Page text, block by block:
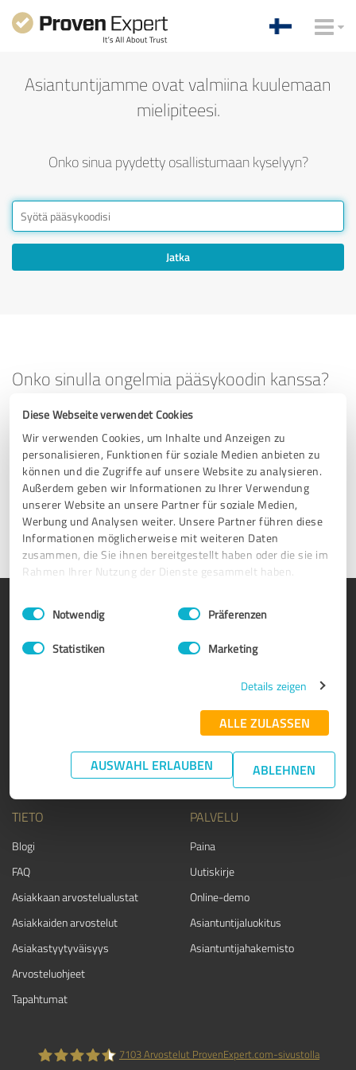
Diese Webseite verwendet Cookies
Wir verwenden Cookies, um Inhalte und Anzeigen zu
personalisieren, Funktionen für soziale Medien anbieten zu
können und die Zugriffe auf unsere Website zu analysieren.
Außerdem geben wir Informationen zu Ihrer Verwendung
unserer Website an unsere Partner für soziale Medien,
Werbung und Analysen weiter. Unsere Partner führen diese
Informationen möglicherweise mit weiteren Daten
zusammen, die Sie ihnen bereitgestellt haben oder die sie im
Rahmen Ihrer Nutzung der Dienste gesammelt haben.
Impressum Datenschutzbestimmungen
Einwilligungsauswahl
Notwendig Präferenzen
Statistiken Marketing
Details zeigen
ALLE ZULASSEN
AUSWAHL ERLAUBEN ABLEHNEN
Asiantuntijamme ovat valmiina kuulemaan
mielipiteesi.
Onko sinua pyydetty osallistumaan kyselyyn?
Jatka
Onko sinulla ongelmia pääsykoodin kanssa?
Olemme täällä auttamassa. Lähetä vain sähköpostia
osoitteeseen
support@provenexpert.com tai ota yhteyttä
Facebook ,X,XINGtaiLinkedIn. Olemme täällä sinua varten
maanantaista torstaihin klo 9-17 (CEST ).
Ota yhteyttä
TUOTE TIETOA MEISTÄ
Työurat
Suosittelut
Ota yhteyttä
TIETO
Blogi
FAQ
Asiakkaan arvostelualustat
Asiakkaiden arvostelut
Asiakastyytyväisyys
Arvosteluohjeet
Tapahtumat
PALVELU
Paina
Uutiskirje
Online-demo
Asiantuntijaluokitus
Asiantuntijahakemisto
7103Arvostelut ProvenExpert.com-sivustolla